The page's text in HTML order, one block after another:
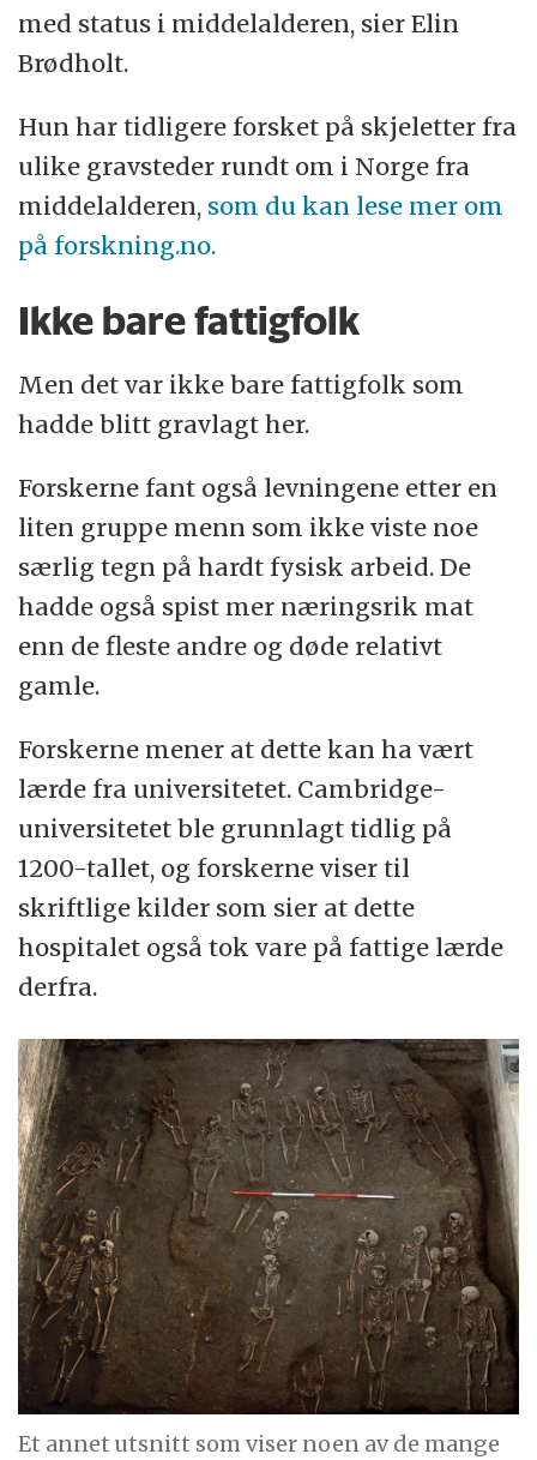
med status i middelalderen, sier Elin
Brødholt.
Hun har tidligere forsket på skjeletter fra
ulike gravsteder rundt om i Norge fra
middelalderen, som du kan lese mer om
på forskning.no.
Ikke bare fattigfolk
Men det var ikke bare fattigfolk som
hadde blitt gravlagt her.
Forskerne fant også levningene etter en
liten gruppe menn som ikke viste noe
særlig tegn på hardt fysisk arbeid. De
hadde også spist mer næringsrik mat
enn de fleste andre og døde relativt
gamle.
Forskerne mener at dette kan ha vært
lærde fra universitetet. Cambridge-
universitetet ble grunnlagt tidlig på
1200-tallet, og forskerne viser til
skriftlige kilder som sier at dette
hospitalet også tok vare på fattige lærde
derfra.
Et annet utsnitt som viser noen av de mange